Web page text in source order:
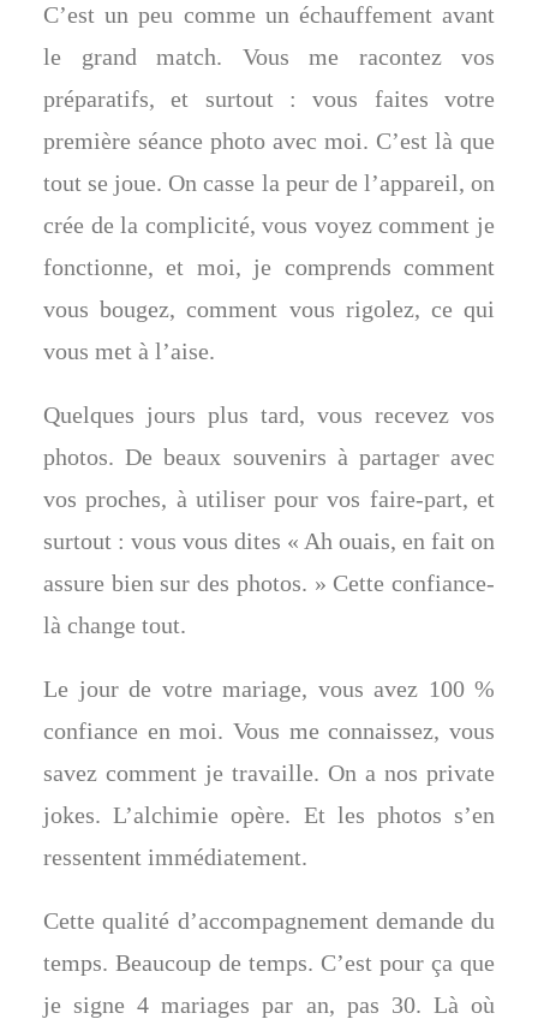
C’est un peu comme un échauffement avant
le grand match. Vous me racontez vos
préparatifs, et surtout : vous faites votre
première séance photo avec moi. C’est là que
tout se joue. On casse la peur de l’appareil, on
crée de la complicité, vous voyez comment je
fonctionne, et moi, je comprends comment
vous bougez, comment vous rigolez, ce qui
vous met à l’aise.
Quelques jours plus tard, vous recevez vos
photos. De beaux souvenirs à partager avec
vos proches, à utiliser pour vos faire-part, et
surtout : vous vous dites « Ah ouais, en fait on
assure bien sur des photos. » Cette confiance-
là change tout.
Le jour de votre mariage, vous avez 100 %
confiance en moi. Vous me connaissez, vous
savez comment je travaille. On a nos private
jokes. L’alchimie opère. Et les photos s’en
ressentent immédiatement.
Cette qualité d’accompagnement demande du
temps. Beaucoup de temps. C’est pour ça que
je signe 4 mariages par an, pas 30. Là où